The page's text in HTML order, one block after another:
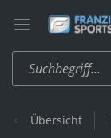
Übersicht